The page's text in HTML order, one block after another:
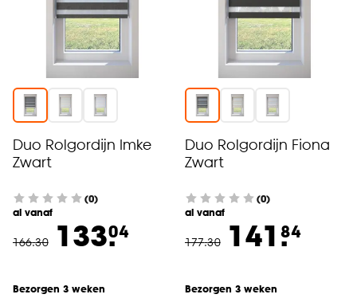
Duo Rolgordijn Imke
Zwart
(0)
al vanaf
166.30 133.04
Bezorgen 3 weken
Duo Rolgordijn Fiona
Zwart
(0)
al vanaf
177.30 141.84
Bezorgen 3 weken